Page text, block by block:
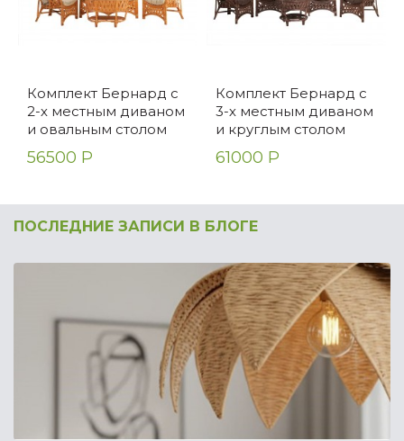
Комплект Бернард с
2-х местным диваном
и овальным столом
56500 Р
Комплект Бернард с
3-х местным диваном
и круглым столом
61000 Р
ПОСЛЕДНИЕ ЗАПИСИ В БЛОГЕ